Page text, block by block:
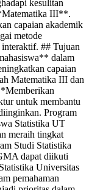
kesulitan
III**.
capaian akademik
metode
## Tujuan
dalam
capaian
Matematika III dan
untuk membantu
Program
Statistika UT
meraih tingkat
Studi Statistika
dapat diikuti
Universitas
pemahaman